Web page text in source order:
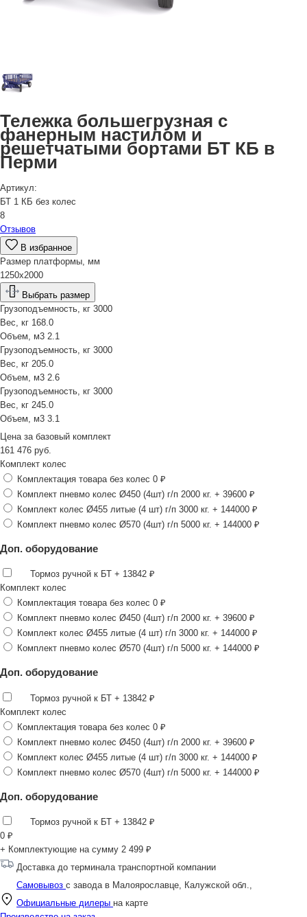
Тележка большегрузная с
фанерным настилом и
решетчатыми бортами БТ КБ в
Перми
Артикул:
БТ 1 КБ без колес
8
Отзывов
В избранное
Размер платформы, мм
1250х2000
Выбрать размер
Грузоподъемность, кг 3000
Вес, кг 168.0
Объем, м3 2.1
Грузоподъемность, кг 3000
Вес, кг 205.0
Объем, м3 2.6
Грузоподъемность, кг 3000
Вес, кг 245.0
Объем, м3 3.1
Цена за базовый комплект
161 476 руб.
Комплект колес
Комплектация товара без колес 0 ₽
Комплект пневмо колес Ø450 (4шт) г/п 2000 кг. + 39600 ₽
Комплект колес Ø455 литые (4 шт) г/п 3000 кг. + 144000 ₽
Комплект пневмо колес Ø570 (4шт) г/п 5000 кг. + 144000 ₽
Доп. оборудование
Тормоз ручной к БТ + 13842 ₽
Комплект колес
Комплектация товара без колес 0 ₽
Комплект пневмо колес Ø450 (4шт) г/п 2000 кг. + 39600 ₽
Комплект колес Ø455 литые (4 шт) г/п 3000 кг. + 144000 ₽
Комплект пневмо колес Ø570 (4шт) г/п 5000 кг. + 144000 ₽
Доп. оборудование
Тормоз ручной к БТ + 13842 ₽
Комплект колес
Комплектация товара без колес 0 ₽
Комплект пневмо колес Ø450 (4шт) г/п 2000 кг. + 39600 ₽
Комплект колес Ø455 литые (4 шт) г/п 3000 кг. + 144000 ₽
Комплект пневмо колес Ø570 (4шт) г/п 5000 кг. + 144000 ₽
Доп. оборудование
Тормоз ручной к БТ + 13842 ₽
0 ₽
+ Комплектующие на сумму 2 499 ₽
Доставка до терминала транспортной компании
Самовывоз с завода в Малоярославце, Калужской обл.,
Официальные дилеры на карте